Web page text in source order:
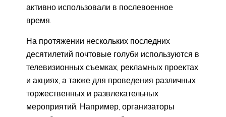
активно использовали в послевоенное
время.
На протяжении нескольких последних
десятилетий почтовые голуби используются в
телевизионных съемках, рекламных проектах
и акциях, а также для проведения различных
торжественных и развлекательных
мероприятий. Например, организаторы